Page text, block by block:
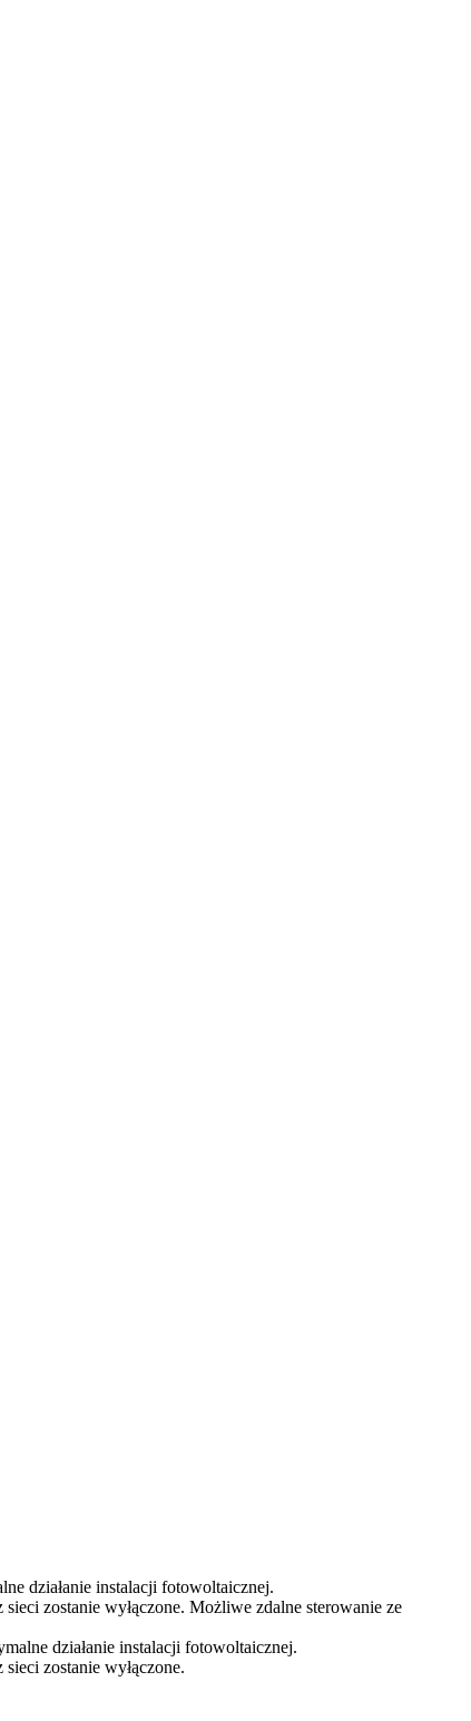
działanie instalacji fotowoltaicznej.
zostanie wyłączone. Możliwe zdalne sterowanie ze
działanie instalacji fotowoltaicznej.
zostanie wyłączone.